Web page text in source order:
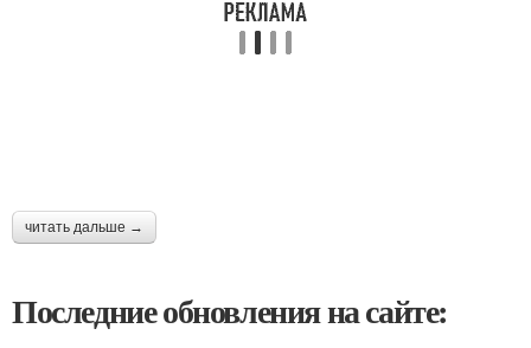
читать дальше →
Последние обновления на сайте: